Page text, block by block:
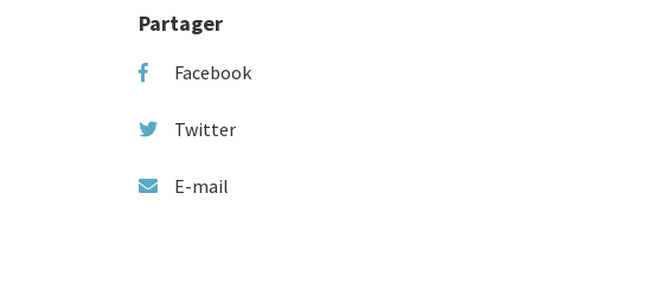
Partager
Facebook
Twitter
E-mail